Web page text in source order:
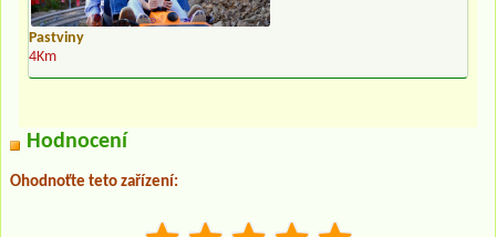
Pastviny
4Km
Hodnocení
Ohodnoťte teto zařízení: